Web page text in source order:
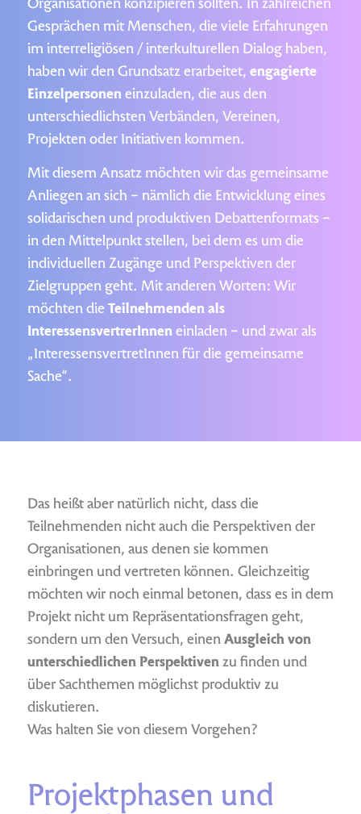
Organisationen konzipieren sollten. In zahlreichen
Gesprächen mit Menschen, die viele Erfahrungen
im interreligiösen / interkulturellen Dialog haben,
haben wir den Grundsatz erarbeitet, engagierte
Einzelpersoneneinzuladen, die aus den
unterschiedlichsten Verbänden, Vereinen,
Projekten oder Initiativen kommen.
Mit diesem Ansatz möchten wir das gemeinsame
Anliegen an sich – nämlich die Entwicklung eines
solidarischen und produktiven Debattenformats –
in den Mittelpunkt stellen, bei dem es um die
individuellen Zugänge und Perspektiven der
Zielgruppen geht. Mit anderen Worten: Wir
möchten die Teilnehmenden als
InteressensvertrerInneneinladen – und zwar als
„InteressensvertretInnen für die gemeinsame
Sache“.
Das heißt aber natürlich nicht, dass die
Teilnehmenden nicht auch die Perspektiven der
Organisationen, aus denen sie kommen
einbringen und vertreten können. Gleichzeitig
möchten wir noch einmal betonen, dass es in dem
Projekt nicht um Repräsentationsfragen geht,
sondern um den Versuch, einen Ausgleich von
unterschiedlichen Perspektivenzu finden und
über Sachthemen möglichst produktiv zu
diskutieren.
Was halten Sie von diesem Vorgehen?
Projektphasen und